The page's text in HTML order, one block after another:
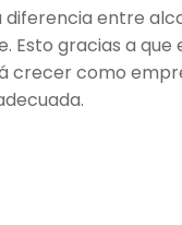
entre
Esto gracias a
como